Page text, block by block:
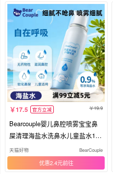
17.5 官方立减 19.9
Bearcouple婴儿鼻腔喷雾宝宝鼻
屎清理海盐水洗鼻水儿童盐水120
ml
天猫好物 BearCouple
优惠2.4元